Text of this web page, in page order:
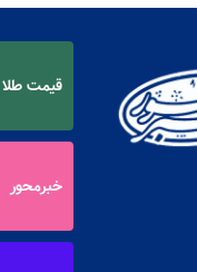
قیمت طلا
خبرمحور